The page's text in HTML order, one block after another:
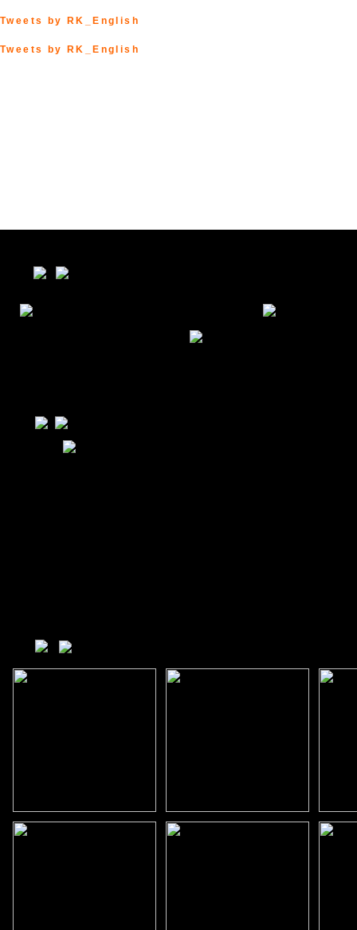
Tweets by RK_English
Tweets by RK_English